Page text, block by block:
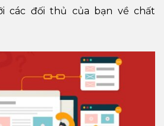
các đối thủ của bạn về chất